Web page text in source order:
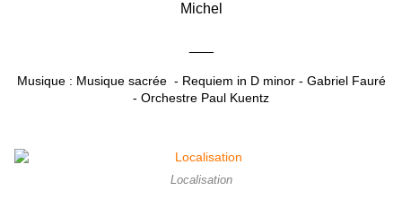
Michel
Musique : Musique sacrée - Requiem in D minor - Gabriel Fauré
- Orchestre Paul Kuentz
Localisation